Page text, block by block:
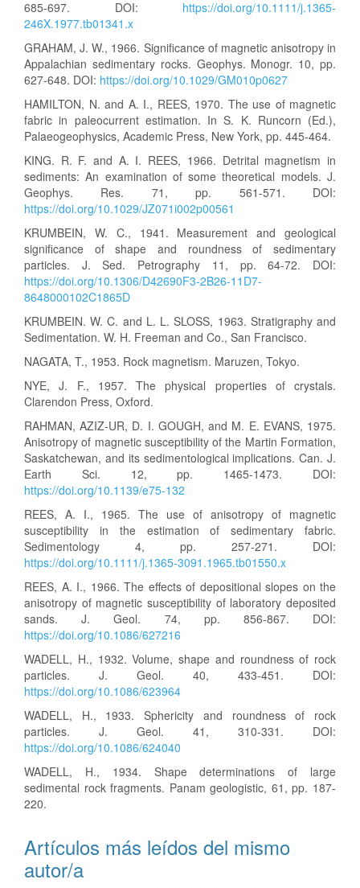
685-697. DOI: https://doi.org/10.1111/j.1365-
246X.1977.tb01341.x
GRAHAM, J. W., 1966. Significance of magnetic anisotropy in
Appalachian sedimentary rocks. Geophys. Monogr. 10, pp.
627-648. DOI: https://doi.org/10.1029/GM010p0627
HAMILTON, N. and A. I., REES, 1970. The use of magnetic
fabric in paleocurrent estimation. In S. K. Runcorn (Ed.),
Palaeogeophysics, Academic Press, New York, pp. 445-464.
KING. R. F. and A. I. REES, 1966. Detrital magnetism in
sediments: An examination of some theoretical models. J.
Geophys. Res. 71, pp. 561-571. DOI:
https://doi.org/10.1029/JZ071i002p00561
KRUMBEIN, W. C., 1941. Measurement and geological
significance of shape and roundness of sedimentary
particles. J. Sed. Petrography 11, pp. 64-72. DOI:
https://doi.org/10.1306/D42690F3-2B26-11D7-
8648000102C1865D
KRUMBEIN. W. C. and L. L. SLOSS, 1963. Stratigraphy and
Sedimentation. W. H. Freeman and Co., San Francisco.
NAGATA, T., 1953. Rock magnetism. Maruzen, Tokyo.
NYE, J. F., 1957. The physical properties of crystals.
Clarendon Press, Oxford.
RAHMAN, AZIZ-UR, D. I. GOUGH, and M. E. EVANS, 1975.
Anisotropy of magnetic susceptibility of the Martin Formation,
Saskatchewan, and its sedimentological implications. Can. J.
Earth Sci. 12, pp. 1465-1473. DOI:
https://doi.org/10.1139/e75-132
REES, A. I., 1965. The use of anisotropy of magnetic
susceptibility in the estimation of sedimentary fabric.
Sedimentology 4, pp. 257-271. DOI:
https://doi.org/10.1111/j.1365-3091.1965.tb01550.x
REES, A. I., 1966. The effects of depositional slopes on the
anisotropy of magnetic susceptibility of laboratory deposited
sands. J. Geol. 74, pp. 856-867. DOI:
https://doi.org/10.1086/627216
WADELL, H., 1932. Volume, shape and roundness of rock
particles. J. Geol. 40, 433-451. DOI:
https://doi.org/10.1086/623964
WADELL, H., 1933. Sphericity and roundness of rock
particles. J. Geol. 41, 310-331. DOI:
https://doi.org/10.1086/624040
WADELL, H., 1934. Shape determinations of large
sedimental rock fragments. Panam geologistic, 61, pp. 187-
220.
Artículos más leídos del mismo
autor/a